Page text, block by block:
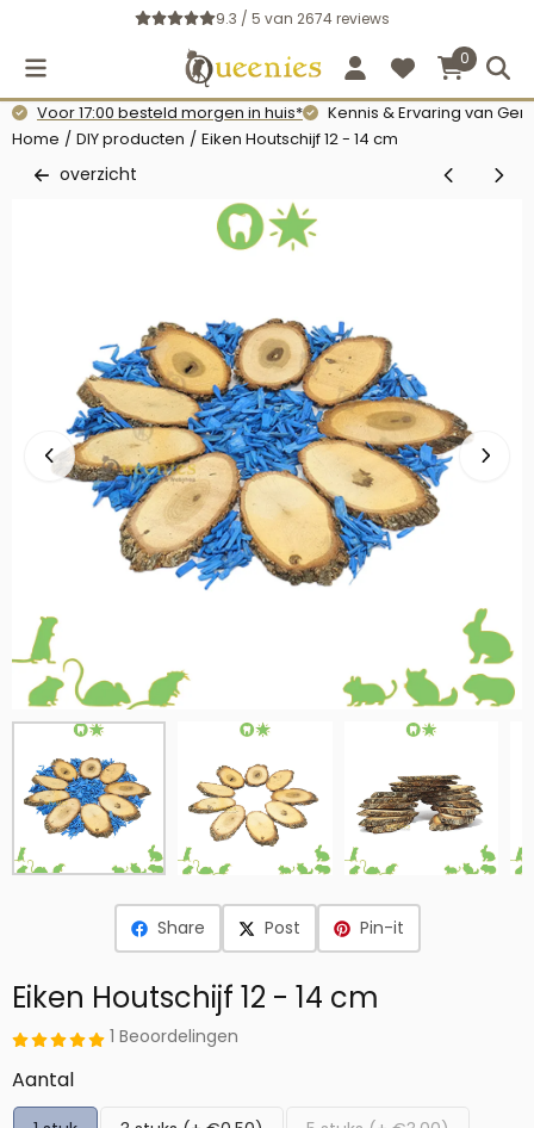
Cookievoorkeuren zijn momenteel gesloten.
9.3 / 5 van 2674reviews
0
Voor 17:00 besteld morgen in huis*
Kennis & Ervaring van
Home / DIY producten / Eiken Houtschijf 12 - 14 cm
overzicht
Share Post Pin-it
Eiken Houtschijf 12 - 14 cm
1 Beoordelingen
Maak een keuze voor
Aantal